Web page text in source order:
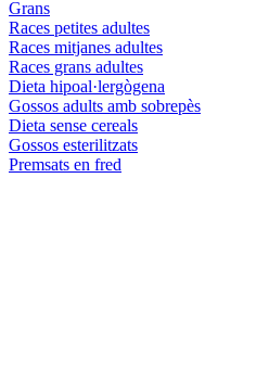
Grans
Races petites adultes
Races mitjanes adultes
Races grans adultes
Dieta hipoal·lergògena
Gossos adults amb sobrepès
Dieta sense cereals
Gossos esterilitzats
Premsats en fred